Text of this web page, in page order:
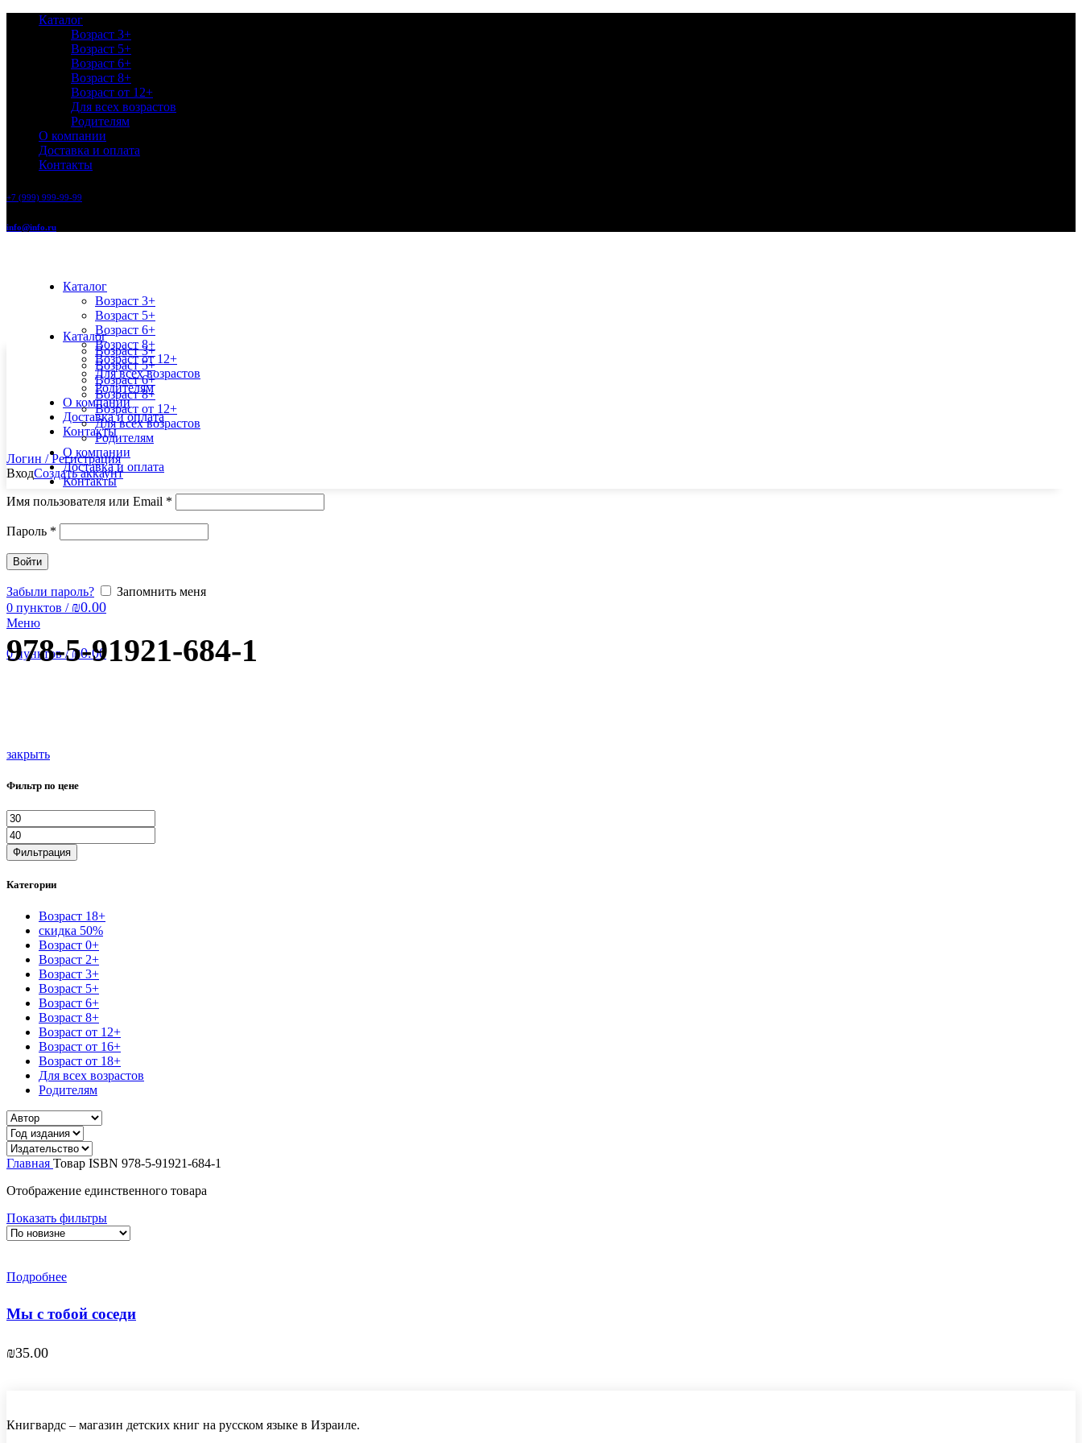
Каталог
Возраст 3+
Возраст 5+
Возраст 6+
Возраст 8+
Возраст от 12+
Для всех возрастов
Родителям
О компании
Доставка и оплата
Контакты
+7 (999) 999-99-99
info@info.ru
Каталог
Возраст 3+
Возраст 5+
Возраст 6+
Возраст 8+
Возраст от 12+
Для всех возрастов
Родителям
О компании
Доставка и оплата
Контакты
Логин / Регистрация
ВходСоздать аккаунт
Имя пользователя или Email *
Пароль *
Войти
Забыли пароль?
Запомнить меня
0 пунктов / ₪0.00
Меню
0пунктов / ₪0.00
Каталог
Возраст 3+
Возраст 5+
Возраст 6+
Возраст 8+
Возраст от 12+
Для всех возрастов
Родителям
О компании
Доставка и оплата
Контакты
978-5-91921-684-1
закрыть
Фильтр по цене
Фильтрация
Категории
Возраст 18+
скидка 50%
Возраст 0+
Возраст 2+
Возраст 3+
Возраст 5+
Возраст 6+
Возраст 8+
Возраст от 12+
Возраст от 16+
Возраст от 18+
Для всех возрастов
Родителям
Главная Товар ISBN 978-5-91921-684-1
Отображение единственного товара
Показать фильтры
Подробнее
Мы с тобой соседи
₪35.00
Книгвардс – магазин детских книг на русском языке в Израиле.